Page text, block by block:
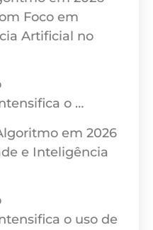
Foco em
Artificial no
o …
em 2026
e Inteligência
o uso de